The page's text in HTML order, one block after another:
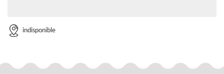
indisponible